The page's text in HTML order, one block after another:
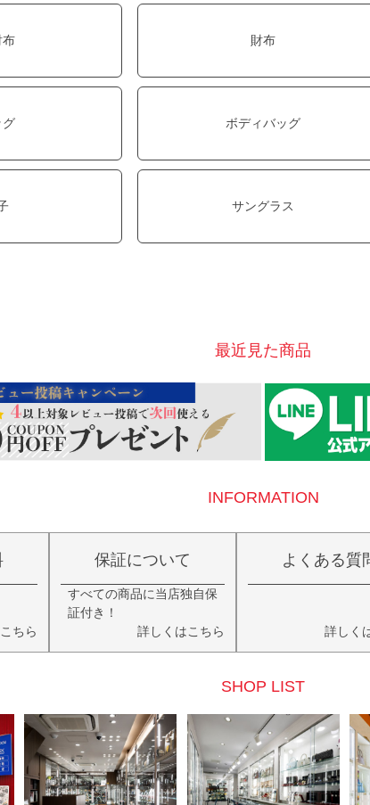
布 財布
グ ボディバッグ
サングラス
最近見た商品
INFORMATION
ちら
保証について
すべての商品に当店独自保
証付き！
詳しくはこちら
よくある質
詳しく
SHOP LIST